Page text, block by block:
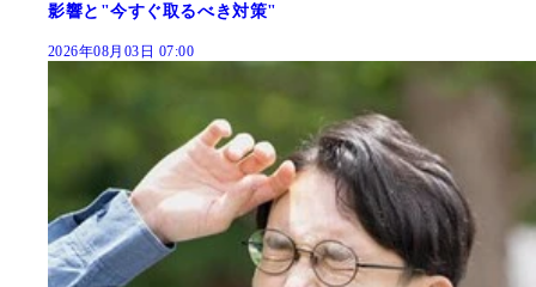
影響と"今すぐ取るべき対策"
2026年08月03日 07:00